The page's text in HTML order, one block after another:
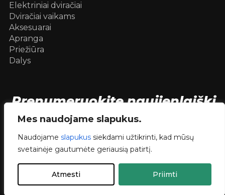
Mes naudojame slapukus.
Naudojame slapukus siekdami užtikrinti, kad mūsų
svetainėje gautumėte geriausią patirtį.
Atmesti Priimti
Elektriniai dviračiai
Dviračiai vaikams
Aksesuarai
Apranga
Priežiūra
Dalys
Prenumeruokite naujienlaiškį
[mc4wp_form id=104736]
© 2026 Dviračiai internetu .